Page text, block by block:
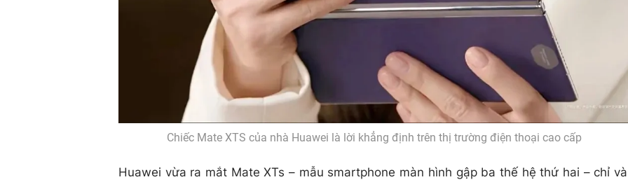
Chiếc Mate XTS của nhà Huawei là lời khẳng định trên thị trường điện thoại cao cấp
Huawei vừa ra mắt Mate XTs – mẫu smartphone màn hình gập ba thế hệ thứ hai – chỉ